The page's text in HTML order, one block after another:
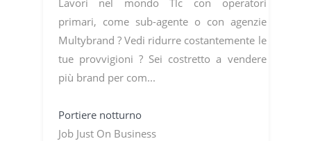
primari, come sub-agente o con agenzie
Multybrand ? Vedi ridurre costantemente le
tue provvigioni ? Sei costretto a vendere
più brand per com...
Portiere notturno
Job Just On Business